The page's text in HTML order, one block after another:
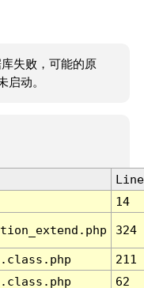
失败，可能的原
启动。
Line
14
324
211
62